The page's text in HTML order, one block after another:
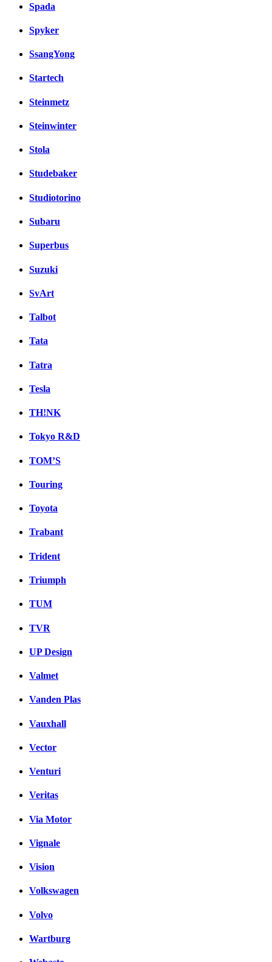
Spada
Spyker
SsangYong
Startech
Steinmetz
Steinwinter
Stola
Studebaker
Studiotorino
Subaru
Superbus
Suzuki
SvArt
Talbot
Tata
Tatra
Tesla
TH!NK
Tokyo R&D
TOM’S
Touring
Toyota
Trabant
Trident
Triumph
TUM
TVR
UP Design
Valmet
Vanden Plas
Vauxhall
Vector
Venturi
Veritas
Via Motor
Vignale
Vision
Volkswagen
Volvo
Wartburg